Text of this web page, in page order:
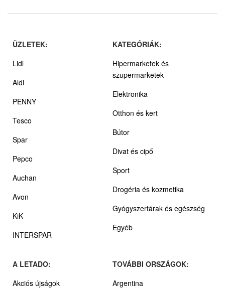
ÜZLETEK:
Lidl
Aldi
PENNY
Tesco
Spar
Pepco
Auchan
Avon
KiK
INTERSPAR
KATEGÓRIÁK:
Hipermarketek és
szupermarketek
Elektronika
Otthon és kert
Bútor
Divat és cipő
Sport
Drogéria és kozmetika
Gyógyszertárak és egészség
Egyéb
A LETADO:
Akciós újságok
TOVÁBBI ORSZÁGOK:
Argentina